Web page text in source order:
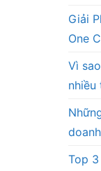
Giải
One
Vì
nhiều
Top